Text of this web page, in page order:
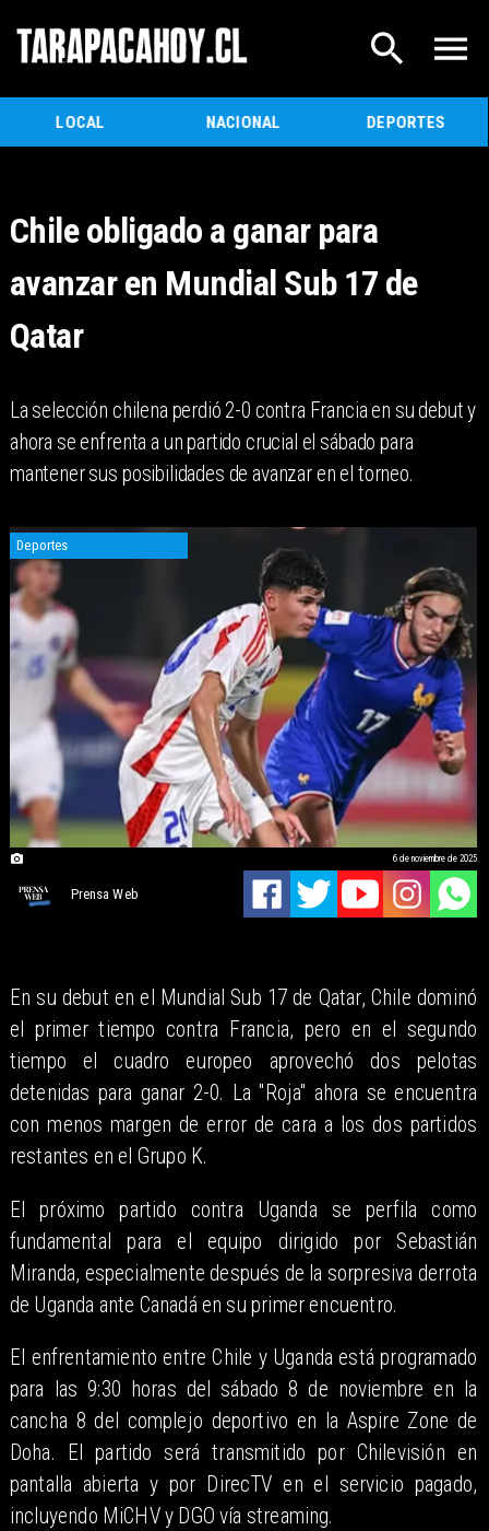
LOCAL NACIONAL DEPORTES
Chile obligado a ganar para
avanzar en Mundial Sub 17 de
Qatar
La selección chilena perdió 2-0 contra Francia en su debut y
ahora se enfrenta a un partido crucial el sábado para
mantener sus posibilidades de avanzar en el torneo.
Deportes
Prensa Web
6 de noviembre de 2025
En su debut en el Mundial Sub 17 de Qatar, Chile dominó
el primer tiempo contra Francia, pero en el segundo
tiempo el cuadro europeo aprovechó dos pelotas
detenidas para ganar 2-0. La "Roja" ahora se encuentra
con menos margen de error de cara a los dos partidos
restantes en el Grupo K.
El próximo partido contra Uganda se perfila como
fundamental para el equipo dirigido por Sebastián
Miranda, especialmente después de la sorpresiva derrota
de Uganda ante Canadá en su primer encuentro.
El enfrentamiento entre Chile y Uganda está programado
para las 9:30 horas del sábado 8 de noviembre en la
cancha 8 del complejo deportivo en la Aspire Zone de
Doha. El partido será transmitido por Chilevisión en
pantalla abierta y por DirecTV en el servicio pagado,
incluyendo MiCHV y DGO vía streaming.